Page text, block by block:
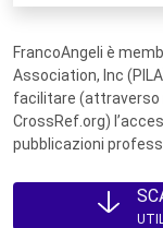
FrancoAngeli è
Association, Inc
facilitare (attraverso
CrossRef.org)
pubblicazioni